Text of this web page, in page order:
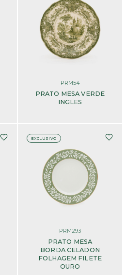
PRM54
PRATO MESA VERDE
INGLES
EXCLUSIVO
PRM293
PRATO MESA
BORDA CELADON
FOLHAGEM FILETE
OURO